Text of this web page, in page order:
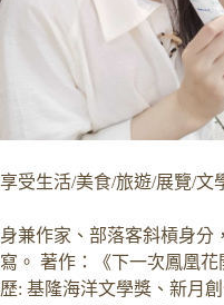
享受生活/美食/旅遊/展覽/文
身兼作家、部落客斜槓身分
寫。 著作：《下一次鳳凰
歷: 基隆海洋文學獎、新月